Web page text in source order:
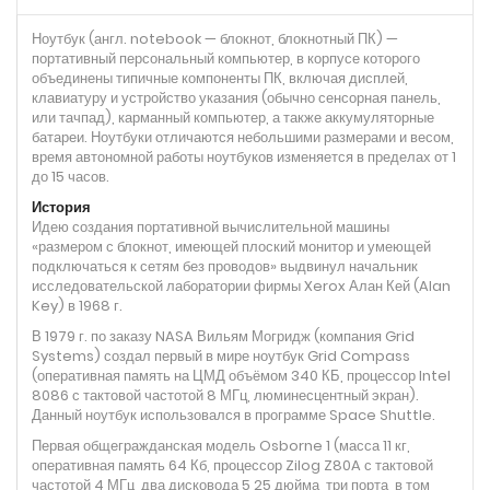
Ноутбук (англ. notebook — блокнот, блокнотный ПК) —
портативный персональный компьютер, в корпусе которого
объединены типичные компоненты ПК, включая дисплей,
клавиатуру и устройство указания (обычно сенсорная панель,
или тачпад), карманный компьютер, а также аккумуляторные
батареи. Ноутбуки отличаются небольшими размерами и весом,
время автономной работы ноутбуков изменяется в пределах от 1
до 15 часов.
История
Идею создания портативной вычислительной машины
«размером с блокнот, имеющей плоский монитор и умеющей
подключаться к сетям без проводов» выдвинул начальник
исследовательской лаборатории фирмы Xerox Алан Кей (Alan
Key) в 1968 г.
В 1979 г. по заказу NASA Вильям Могридж (компания Grid
Systems) создал первый в мире ноутбук Grid Compass
(оперативная память на ЦМД объёмом 340 КБ, процессор Intel
8086 с тактовой частотой 8 МГц, люминесцентный экран).
Данный ноутбук использовался в программе Space Shuttle.
Первая общегражданская модель Osborne 1 (масса 11 кг,
оперативная память 64 Кб, процессор Zilog Z80A с тактовой
частотой 4 МГц, два дисковода 5,25 дюйма, три порта, в том